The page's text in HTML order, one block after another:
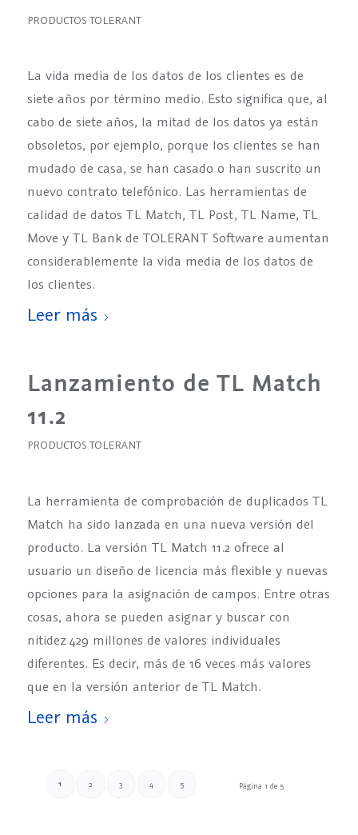
PRODUCTOS TOLERANT
La vida media de los datos de los clientes es de
siete años por término medio. Esto significa que, al
cabo de siete años, la mitad de los datos ya están
obsoletos, por ejemplo, porque los clientes se han
mudado de casa, se han casado o han suscrito un
nuevo contrato telefónico. Las herramientas de
calidad de datos TL Match, TL Post, TL Name, TL
Move y TL Bank de TOLERANT Software aumentan
considerablemente la vida media de los datos de
los clientes.
Leer más
Lanzamiento de TL Match
11.2
PRODUCTOS TOLERANT
La herramienta de comprobación de duplicados TL
Match ha sido lanzada en una nueva versión del
producto. La versión TL Match 11.2 ofrece al
usuario un diseño de licencia más flexible y nuevas
opciones para la asignación de campos. Entre otras
cosas, ahora se pueden asignar y buscar con
nitidez 429 millones de valores individuales
diferentes. Es decir, más de 16 veces más valores
que en la versión anterior de TL Match.
Leer más
Página 1 de 5
1 2 3 4 5